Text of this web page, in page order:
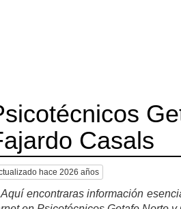
Casals
hace 2026 años
Aquí encontraras información